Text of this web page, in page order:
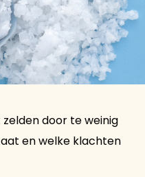
door te weinig
en welke klachten